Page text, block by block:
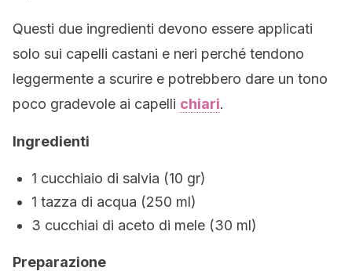
Questi due ingredienti devono essere applicati
solo sui capelli castani e neri perché tendono
leggermente a scurire e potrebbero dare un tono
poco gradevole ai capelli chiari.
Ingredienti
1 cucchiaio di salvia (10 gr)
1 tazza di acqua (250 ml)
3 cucchiai di aceto di mele (30 ml)
Preparazione